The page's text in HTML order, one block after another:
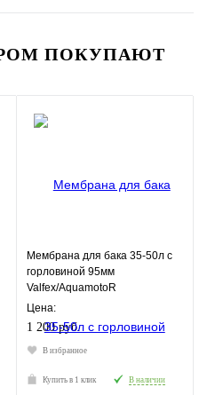
ПОКУПАЮТ
Мембрана для бака 35-50л с
горловиной 95мм
Valfex/AquamotoR
Цена:
1 200 руб.
В избранное
Купить в 1 клик В наличии